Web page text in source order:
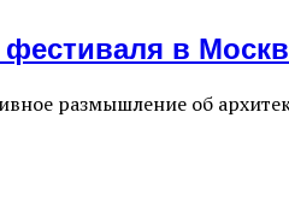
фестиваля в
размышление об